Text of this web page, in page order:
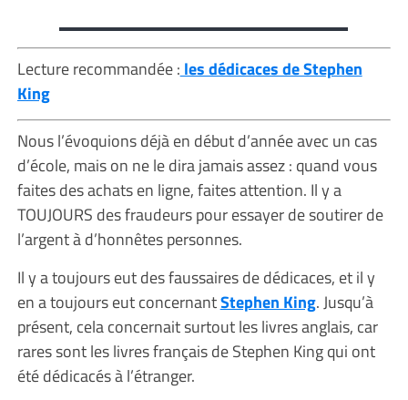
Lecture recommandée : les dédicaces de Stephen
King
Nous l’évoquions déjà en début d’année avec un cas
d’école, mais on ne le dira jamais assez : quand vous
faites des achats en ligne, faites attention. Il y a
TOUJOURS des fraudeurs pour essayer de soutirer de
l’argent à d’honnêtes personnes.
Il y a toujours eut des faussaires de dédicaces, et il y
en a toujours eut concernantStephen King. Jusqu’à
présent, cela concernait surtout les livres anglais, car
rares sont les livres français de Stephen King qui ont
été dédicacés à l’étranger.